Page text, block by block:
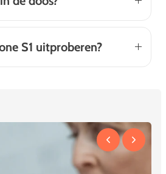
S1 uitproberen?